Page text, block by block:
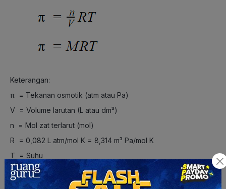
Keterangan:
π = Tekanan osmotik (atm atau Pa)
V
= Volume larutan (L atau dm³)
n
= Mol zat terlarut (mol)
R = 0,082 L atm/mol K = 8,314 m³ Pa/mol K
T
= Suhu